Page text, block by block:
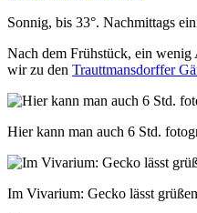
Sonnig, bis 33°. Nachmittags
Nach dem Frühstück, ein
wir zu den Trauttmansdorffer
Hier kann man auch 6 Std.
Im Vivarium: Gecko lässt grüßen